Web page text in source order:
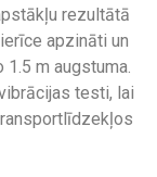
rezultātā
apzināti un
m augstuma.
testi, lai